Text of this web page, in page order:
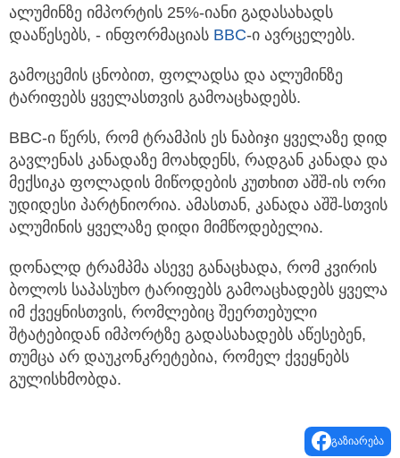
ალუმინზე იმპორტის 25%-იანი გადასახადს
დააწესებს, - ინფორმაციას BBC-ი ავრცელებს.
გამოცემის ცნობით, ფოლადსა და ალუმინზე
ტარიფებს ყველასთვის გამოაცხადებს.
BBC-ი წერს, რომ ტრამპის ეს ნაბიჯი ყველაზე დიდ
გავლენას კანადაზე მოახდენს, რადგან კანადა და
მექსიკა ფოლადის მიწოდების კუთხით აშშ-ის ორი
უდიდესი პარტნიორია. ამასთან, კანადა აშშ-სთვის
ალუმინის ყველაზე დიდი მიმწოდებელია.
დონალდ ტრამპმა ასევე განაცხადა, რომ კვირის
ბოლოს საპასუხო ტარიფებს გამოაცხადებს ყველა
იმ ქვეყნისთვის, რომლებიც შეერთებული
შტატებიდან იმპორტზე გადასახადებს აწესებენ,
თუმცა არ დაუკონკრეტებია, რომელ ქვეყნებს
გულისხმობდა.
გაზიარება